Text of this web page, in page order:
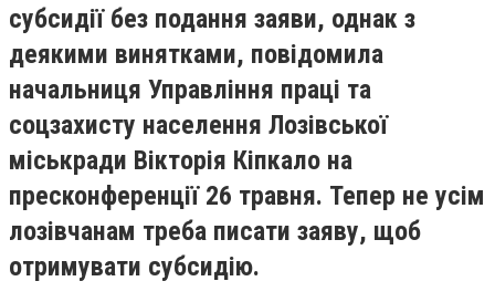
субсидії без подання заяви, однак з
деякими винятками, повідомила
начальниця Управління праці та
соцзахисту населення Лозівської
міськради Вікторія Кіпкало на
пресконференції 26 травня. Тепер не усім
лозівчанам треба писати заяву, щоб
отримувати субсидію.